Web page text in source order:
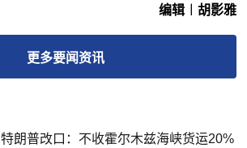
编辑︱胡影雅
更多要闻资讯
特朗普改口：不收霍尔木兹海峡货运20%